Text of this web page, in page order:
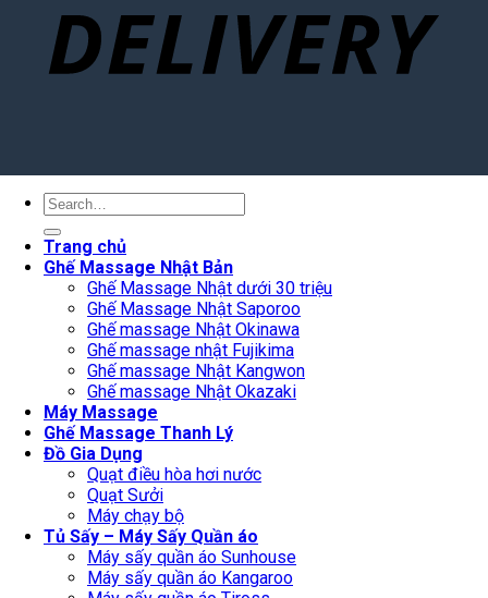
Search
Trang chủ
Ghế Massage Nhật Bản
Ghế Massage Nhật dưới 30 triệu
Ghế Massage Nhật Saporoo
Ghế massage Nhật Okinawa
Ghế massage nhật Fujikima
Ghế massage Nhật Kangwon
Ghế massage Nhật Okazaki
Máy Massage
Ghế Massage Thanh Lý
Đồ Gia Dụng
Quạt điều hòa hơi nước
Quạt Sưởi
Máy chạy bộ
Tủ Sấy – Máy Sấy Quần áo
Máy sấy quần áo Sunhouse
Máy sấy quần áo Kangaroo